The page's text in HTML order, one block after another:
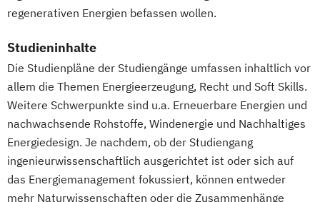
Nachhaltigkeitsmanagement
Nachhaltigkeitstechnologien und -
management
Nationale und internationale Zertifizierung
und Produktkennzeichnung
New Venture Management
Patentmanagement
Professional Software Engineering
Prozesssimulation in der
Verfahrenstechnik
regenerativen Energien befassen wollen.
Studieninhalte
Die Studienpläne der Studiengänge umfassen inhaltlich vor
allem die Themen Energieerzeugung, Recht und Soft Skills.
Weitere Schwerpunkte sind u.a. Erneuerbare Energien und
nachwachsende Rohstoffe, Windenergie und Nachhaltiges
Energiedesign. Je nachdem, ob der Studiengang
ingenieurwissenschaftlich ausgerichtet ist oder sich auf
das Energiemanagement fokussiert, können entweder
mehr Naturwissenschaften oder die Zusammenhänge